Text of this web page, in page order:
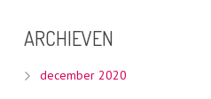
ARCHIEVEN
december 2020